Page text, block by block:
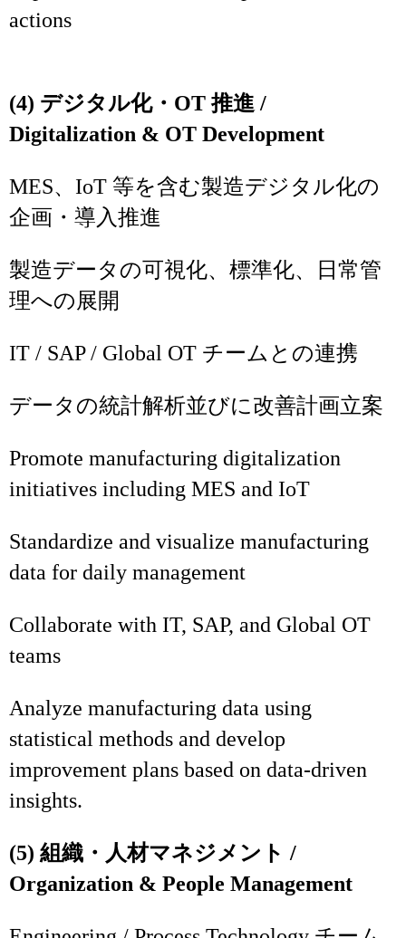
actions
(4) デジタル化・OT 推進 /
Digitalization & OT Development
MES、IoT 等を含む製造デジタル化の
企画・導入推進
製造データの可視化、標準化、日常管
理への展開
IT / SAP / Global OT チームとの連携
データの統計解析並びに改善計画立案
Promote manufacturing digitalization
initiatives including MES and IoT
Standardize and visualize manufacturing
data for daily management
Collaborate with IT, SAP, and Global OT
teams
Analyze manufacturing data using
statistical methods and develop
improvement plans based on data-driven
insights.
(5) 組織・人材マネジメント /
Organization & People Management